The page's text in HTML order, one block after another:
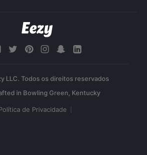
LLC. Todos os direitos reservados
de Privacidade